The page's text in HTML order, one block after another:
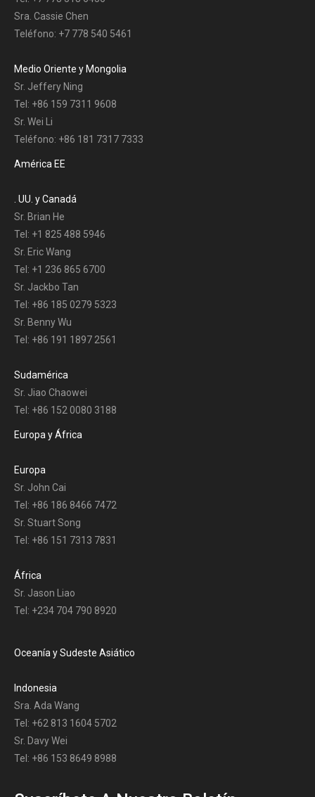
Sra. Cassie Chen
Teléfono: +7 778 540 5461
Medio Oriente y Mongolia
Sr. Jeffery Ning
Tel: +86 159 7311 9608
Sr. Wei Li
Teléfono: +86 181 7317 7333
América EE
. UU. y Canadá
Sr. Brian He
Tel: +1 825 488 5946
Sr. Eric Wang
Tel: +1 236 865 6700
Sr. Jackbo Tan
Tel: +86 185 0279 5323
Sr. Benny Wu
Tel: +86 191 1897 2561
Sudamérica
Sr. Jiao Chaowei
Tel: +86 152 0080 3188
Europa y África
Europa
Sr. John Cai
Tel: +86 186 8466 7472
Sr. Stuart Song
Tel: +86 151 7313 7831
África
Sr. Jason Liao
Tel: +234 704 790 8920
Oceanía y Sudeste Asiático
Indonesia
Sra. Ada Wang
Tel: +62 813 1604 5702
Sr. Davy Wei
Tel: +86 153 8649 8988